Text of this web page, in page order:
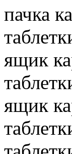
пачка
ящик
ящик